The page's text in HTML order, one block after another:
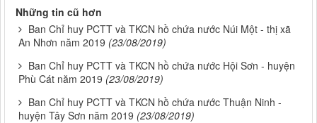
Những tin cũ hơn
Ban Chỉ huy PCTT và TKCN hồ chứa nước Núi Một - thị xã
An Nhơn năm 2019 (23/08/2019)
Ban Chỉ huy PCTT và TKCN hồ chứa nước Hội Sơn - huyện
Phù Cát năm 2019 (23/08/2019)
Ban Chỉ huy PCTT và TKCN hồ chứa nước Thuận Ninh -
huyện Tây Sơn năm 2019 (23/08/2019)